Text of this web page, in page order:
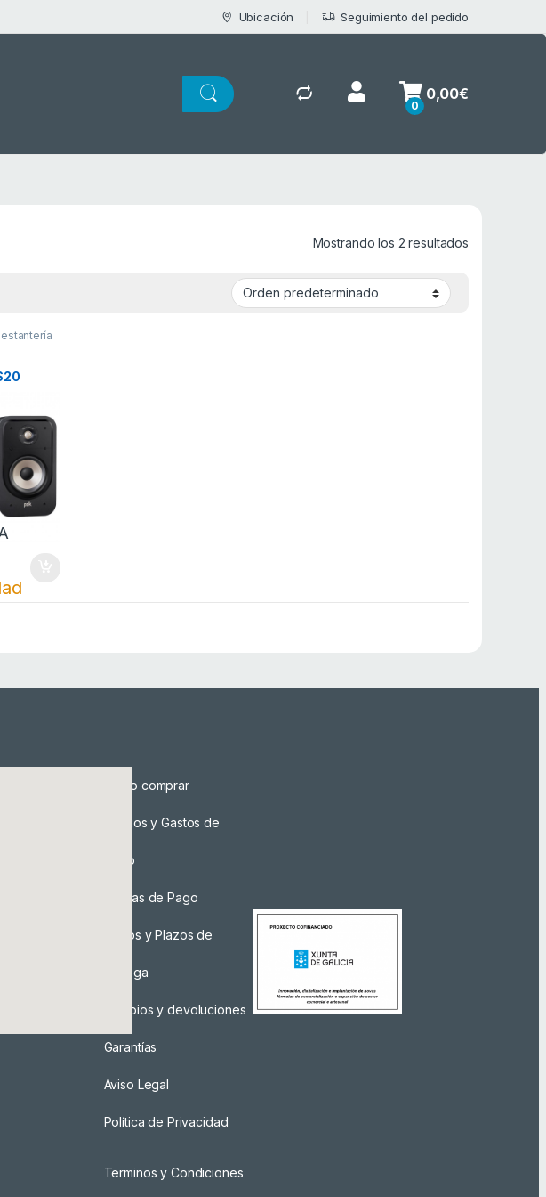
Ubicación Seguimiento del pedido
0
0,00€
Mostrando los 2 resultados
Cómo comprar
Precios y Gastos de
Envío
Formas de Pago
Envíos y Plazos de
Entrega
Cambios y devoluciones
Garantías
Aviso Legal
Política de Privacidad
Terminos y Condiciones